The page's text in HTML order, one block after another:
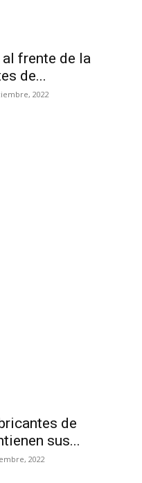
frente de la
de...
2022
de
sus...
2022